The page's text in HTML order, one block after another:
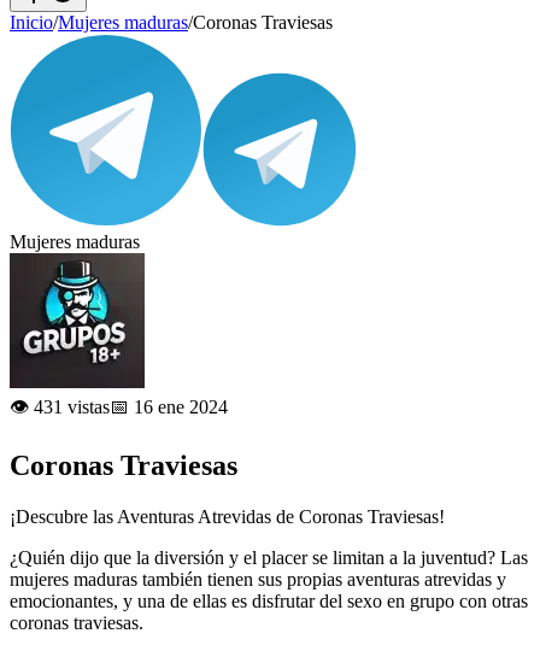
Inicio/Mujeres maduras/Coronas Traviesas
Mujeres maduras
👁️ 431 vistas📅 16 ene 2024
Coronas Traviesas
¡Descubre las Aventuras Atrevidas de Coronas Traviesas!
¿Quién dijo que la diversión y el placer se limitan a la juventud? Las
mujeres maduras también tienen sus propias aventuras atrevidas y
emocionantes, y una de ellas es disfrutar del sexo en grupo con otras
coronas traviesas.